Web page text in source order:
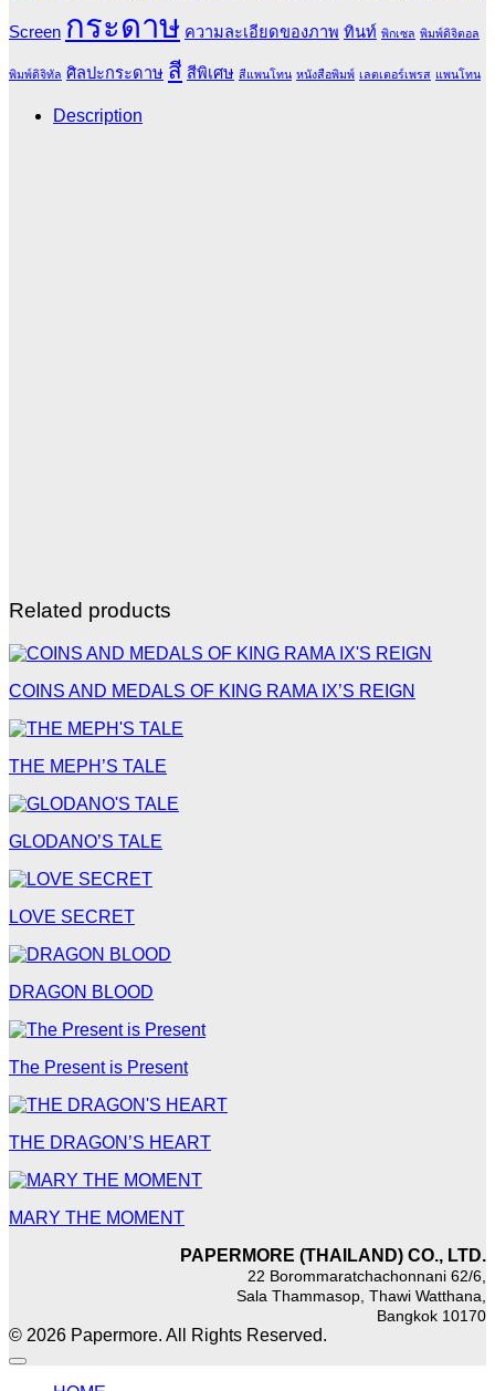
Screen กระดาษ ความละเอียดของภาพ ทินท์ พิกเซล พิมพ์ดิจิตอล
พิมพ์ดิจิทัล ศิลปะกระดาษ สี สีพิเศษ สีแพนโทน หนังสือพิมพ์ เลตเตอร์เพรส แพนโทน
Description
Related products
COINS AND MEDALS OF KING RAMA IX’S REIGN
THE MEPH’S TALE
GLODANO’S TALE
LOVE SECRET
DRAGON BLOOD
The Present is Present
THE DRAGON’S HEART
MARY THE MOMENT
PAPERMORE (THAILAND) CO., LTD.
22 Borommaratchachonnani 62/6,
Sala Thammasop, Thawi Watthana,
Bangkok 10170
© 2026 Papermore. All Rights Reserved.